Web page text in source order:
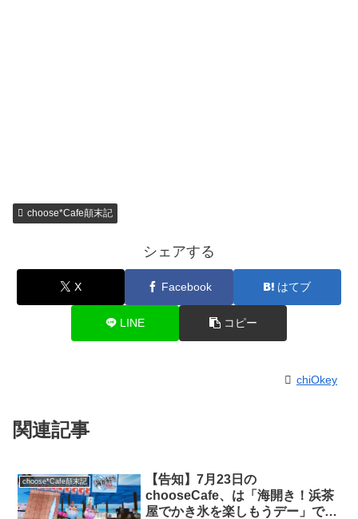
choose*Cafe顛末記
シェアする
X Facebook はてブ
LINE コピー
chiOkey
関連記事
choose*Cafe顛末記
【告知】7月23日の
chooseCafe、は「海開き！浜茶
屋でかき氷を楽しもうデー」で回